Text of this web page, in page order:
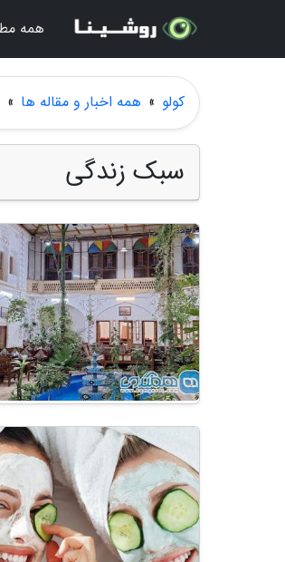
کولو » همه اخبار و مقاله ها »
سبک زندگی
همه